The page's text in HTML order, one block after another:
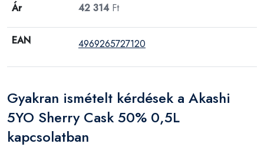
Ár 42 314Ft
EAN 4969265727120
Gyakran ismételt kérdések a Akashi
5YO Sherry Cask 50% 0,5L
kapcsolatban